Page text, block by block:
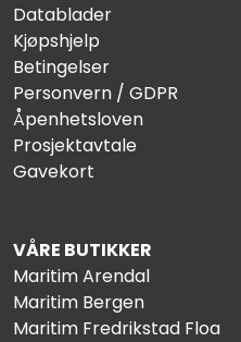
Datablader
Kjøpshjelp
Betingelser
Personvern / GDPR
Åpenhetsloven
Prosjektavtale
Gavekort
VÅRE BUTIKKER
Maritim Arendal
Maritim Bergen
Maritim Fredrikstad Floa